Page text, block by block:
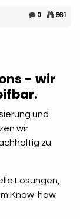
0 661
- wir
und
wir
zu
Lösungen,
Know-how